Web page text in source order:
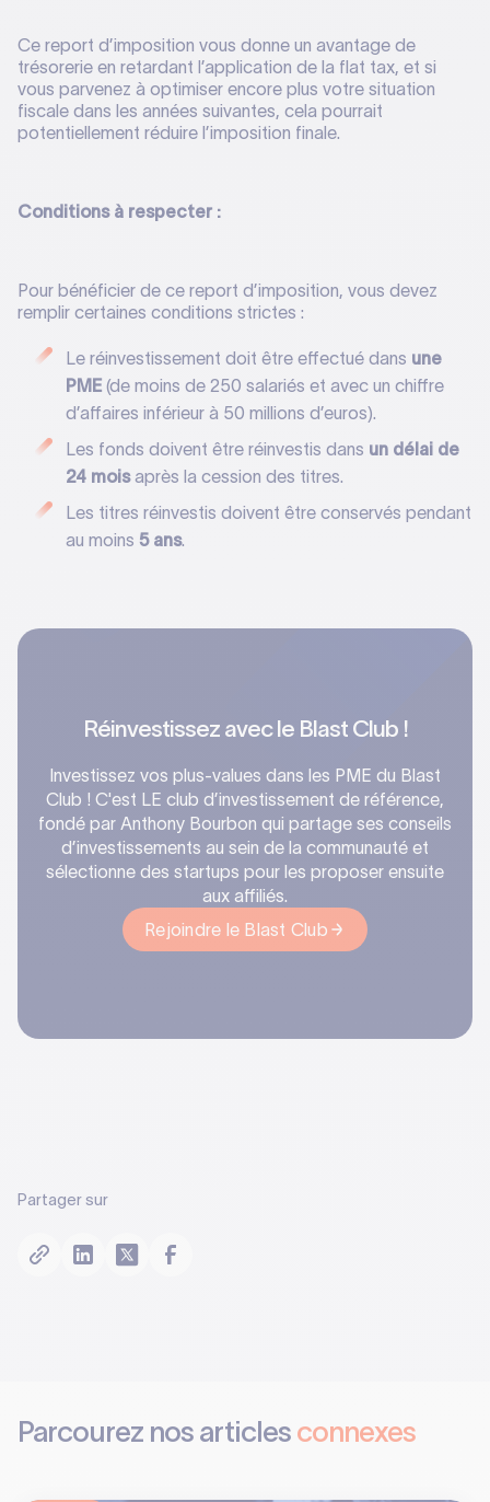
Ce report d’imposition vous donne un avantage de
trésorerie en retardant l’application de la flat tax, et si
vous parvenez à optimiser encore plus votre situation
fiscale dans les années suivantes, cela pourrait
potentiellement réduire l’imposition finale.
Conditions à respecter :
Pour bénéficier de ce report d’imposition, vous devez
remplir certaines conditions strictes :
Le réinvestissement doit être effectué dans une
PME (de moins de 250 salariés et avec un chiffre
d’affaires inférieur à 50 millions d’euros).
Les fonds doivent être réinvestis dans un délai de
24 moisaprès la cession des titres.
Les titres réinvestis doivent être conservés pendant
au moins 5 ans.
Réinvestissez avec le Blast Club !
Investissez vos plus-values dans les PME du Blast
Club ! C'est LE club d’investissement de référence,
fondé par Anthony Bourbon qui partage ses conseils
d’investissements au sein de la communauté et
sélectionne des startups pour les proposer ensuite
aux affiliés.‍
Rejoindre le Blast Club
Partager sur
Parcourez nos articles connexes